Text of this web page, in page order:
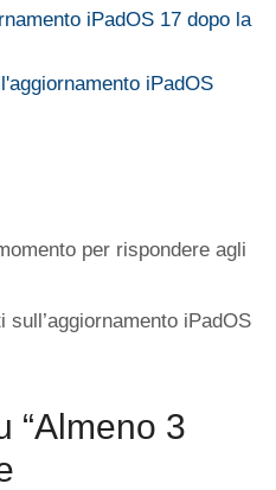
iPadOS 17 dopo la
iPadOS
per rispondere agli
iPadOS
“Almeno 3